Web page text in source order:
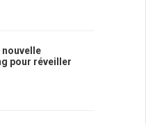
nouvelle
pour réveiller